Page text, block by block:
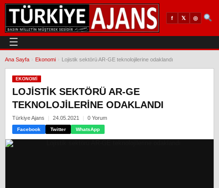
f 𝕏 ◎
☰
Ana Sayfa Ekonomi Lojistik sektörü AR-GE teknolojilerine odaklandı
EKONOMI
LOJISTIK SEKTÖRÜ AR-GE
TEKNOLOJILERINE ODAKLANDI
Türkiye Ajans 24.05.2021 0 Yorum
Facebook Twitter WhatsApp